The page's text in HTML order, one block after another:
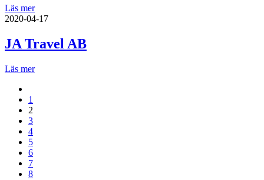
Läs mer
2020-04-17
JA Travel AB
Läs mer
1
2
3
4
5
6
7
8